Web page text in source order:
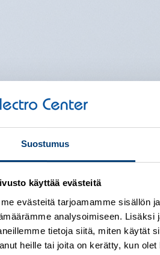
Suostumus
käyttää evästeitä
evästeitä tarjoamamme sisällön
analysoimiseen.
tietoja siitä, miten käytät
heille tai joita on kerätty, kun
sit amet, consectetuer adipiscing
erat volutpat.